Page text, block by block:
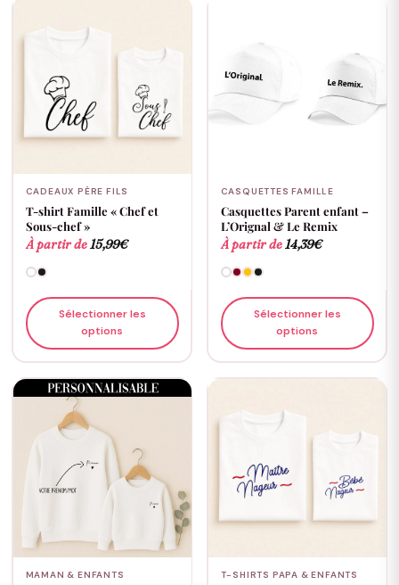
CADEAUX PÈRE FILS
T-shirt Famille « Chef et
Sous-chef »
À partir de15,99€
Sélectionner les
options
CASQUETTES FAMILLE
Casquettes Parent enfant –
L’Orignal & Le Remix
À partir de14,39€
Sélectionner les
options
MAMAN & ENFANTS T-SHIRTS PAPA & ENFANTS